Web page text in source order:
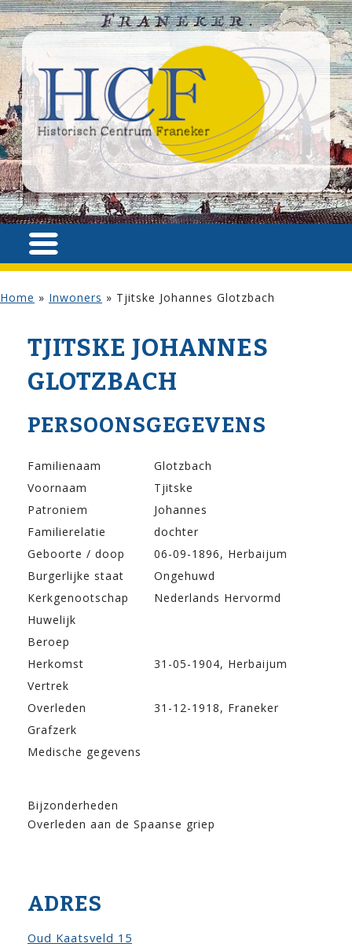
Home » Inwoners » Tjitske Johannes Glotzbach
TJITSKE JOHANNES
GLOTZBACH
PERSOONSGEGEVENS
Familienaam
Glotzbach
Voornaam
Tjitske
Patroniem
Johannes
Familierelatie
dochter
Geboorte / doop
06-09-1896, Herbaijum
Burgerlijke staat
Ongehuwd
Kerkgenootschap
Nederlands Hervormd
Huwelijk
Beroep
Herkomst
31-05-1904, Herbaijum
Vertrek
Overleden
31-12-1918, Franeker
Grafzerk
Medische gegevens
Bijzonderheden
Overleden aan de Spaanse griep
ADRES
Oud Kaatsveld 15